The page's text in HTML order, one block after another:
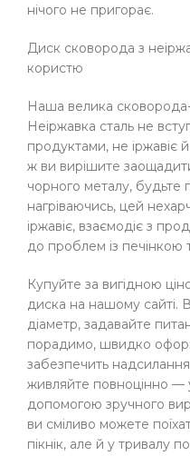
нічого не пригорає.
Диск сковорода з
користю
Наша велика
Неіржавка сталь не
продуктами, не
ж ви вирішите
чорного металу, будьте
нагріваючись, цей
іржавіє, взаємодіє з
до проблем із печінкою
Купуйте за вигідною
диска на нашому сайті.
діаметр, задавайте
порадимо, швидко
забезпечить
живляйте повноцінно —
допомогою зручного
ви сміливо можете
пікнік, але й у тривалу